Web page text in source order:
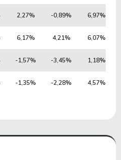
2,27% -0,89% 6,97%
6,17% 4,21% 6,07%
-1,57% -3,45% 1,18%
-1,35% -2,28% 4,57%